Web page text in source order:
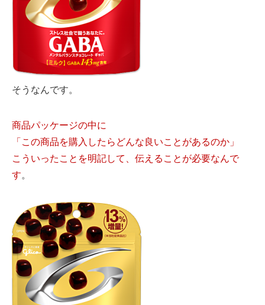
そうなんです。
商品パッケージの中に
「この商品を購入したらどんな良いことがあるのか」
こういったことを明記して、伝えることが必要なんで
す。